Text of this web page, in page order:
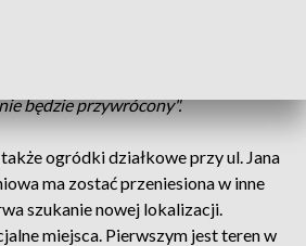
będzie przywrócony".
ogródki działkowe przy ul. Jana
ma zostać przeniesiona w inne
szukanie nowej lokalizacji.
miejsca. Pierwszym jest teren w